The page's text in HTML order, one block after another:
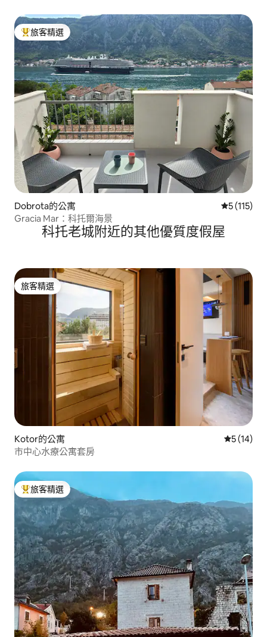
旅客精選榜首
旅客精選
Dobrota的公寓 從 115 則
5 (115)
Gracia Mar：科托爾海景
科托老城附近的其他優質度假屋
旅客精選
旅客精選
Kotor的公寓 從 14 則
5 (14)
市中心水療公寓套房
旅客精選榜首
旅客精選